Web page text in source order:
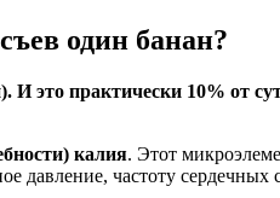
один банан?
это практически 10% от
калия. Этот
давление, частоту сердечных